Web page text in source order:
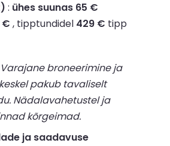
: ühes suunas 65 €
€ , tipptundidel 429 € tipp
broneerimine ja
pakub tavaliselt
Nädalavahetustel ja
kõrgeimad.
ja saadavuse